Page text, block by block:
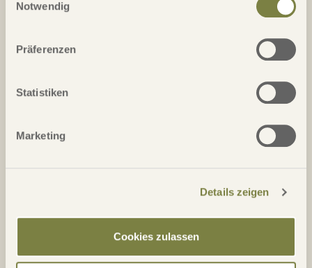
Notwendig
Präferenzen
Statistiken
Marketing
Details zeigen
Cookies zulassen
Das moderne Stadthotel besticht durch die edle
Innenausstattung, in Kombination mit bester Stadtlage und
Details